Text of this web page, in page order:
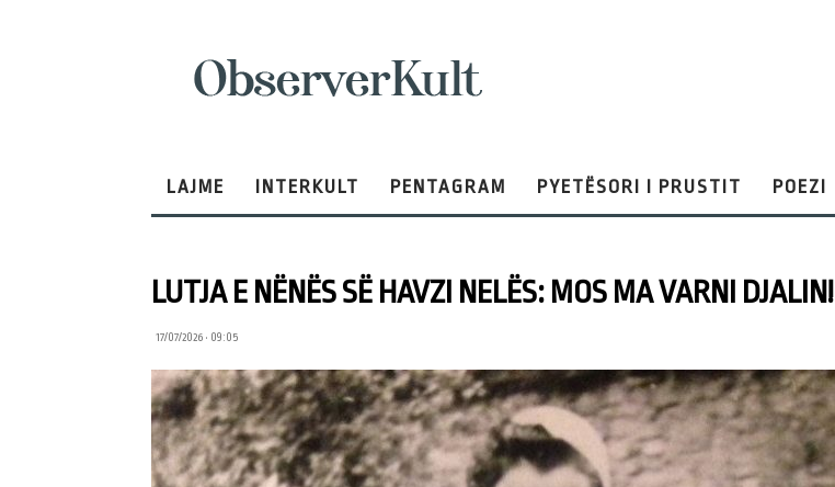
LAJME INTERKULT PENTAGRAM PYETËSORI I PRUSTIT POEZI
LUTJA E NËNËS SË HAVZI NELËS: MOS MA VARNI DJALIN!
17/07/2026 • 09:05